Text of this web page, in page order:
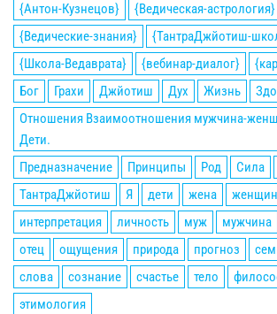
{Антон-Кузнецов}
{Ведическая-астрология}
{Ведические-знания}
{ТантраДжйотиш-
{Школа-Ведаврата}
{вебинар-диалог}
Бог
Грахи Джйотиш Дух Жизнь
Отношения Взаимоотношения мужчина-
Дети.
Предназначение
Принципы Род Сила
ТантраДжйотиш
Я дети жена
интерпретация
личность муж мужчина
отец
ощущения природа прогноз
слова
сознание счастье тело
этимология